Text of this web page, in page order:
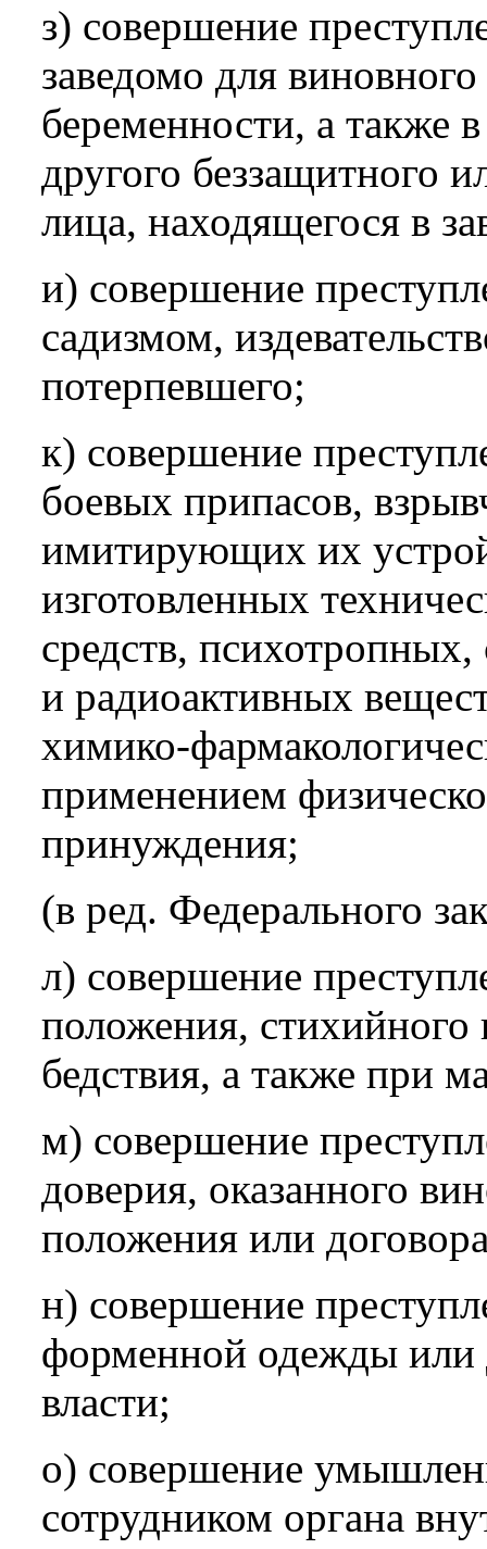
з) совершение
заведомо для
беременности, а также
другого беззащитного
лица, находящегося в
и) совершение
садизмом,
потерпевшего;
к) совершение
боевых припасов,
имитирующих их
изготовленных
средств,
и радиоактивных
химико-
применением
принуждения;
(в ред. Федерального
л) совершение
положения,
бедствия, а также при
м) совершение
доверия, оказанного
положения или
н) совершение
форменной одежды или
власти;
о) совершение
сотрудником органа